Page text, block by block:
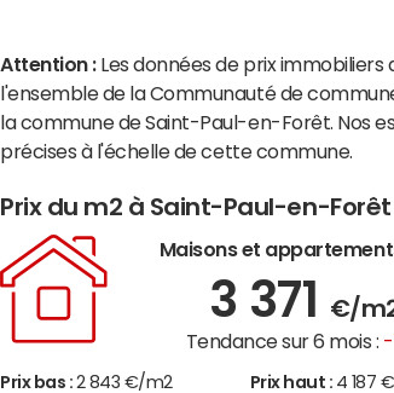
Attention : Les données de prix
l'ensemble de la Communauté de
la commune de Saint-Paul-en-Forêt. Nos
précises à l'échelle de cette commune.
Prix du m2 à Saint-Paul-en-Forêt
Maisons et
3 371 €/
Tendance sur 6 mois : -
Prix bas : 2 843 €/m2 Prix haut : 4 187